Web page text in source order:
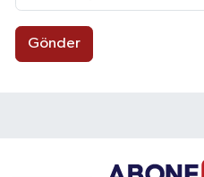
Gönder